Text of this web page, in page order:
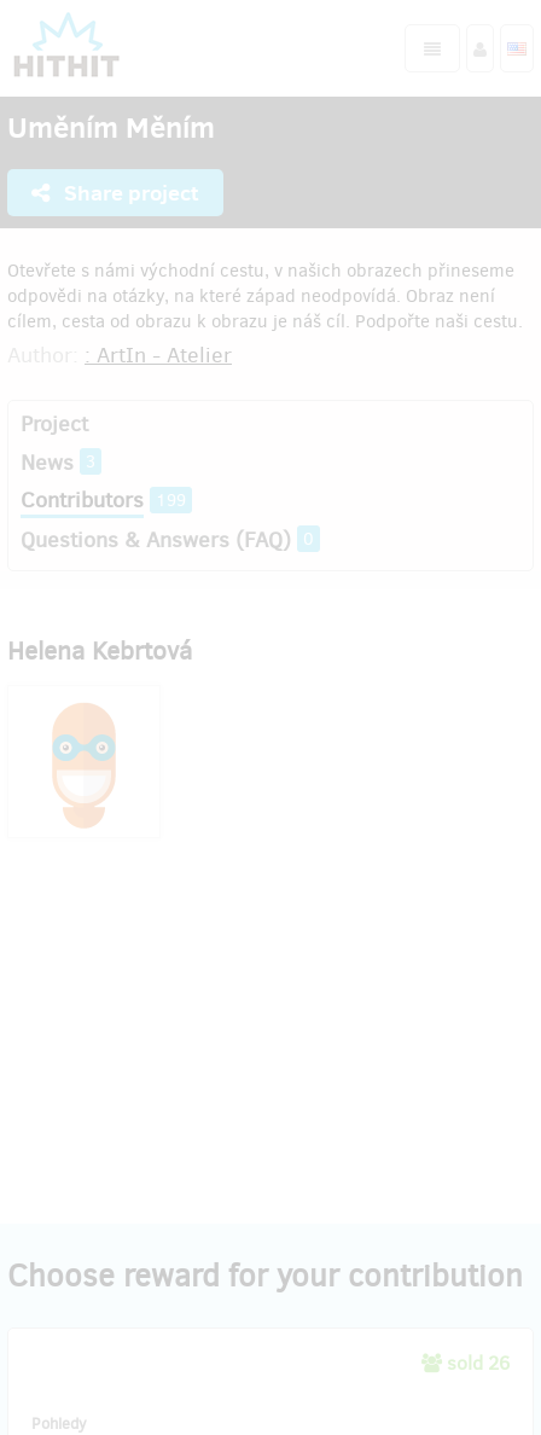
Uměním Měním
Share project
Otevřete s námi východní cestu, v našich obrazech přineseme
odpovědi na otázky, na které západ neodpovídá. Obraz není
cílem, cesta od obrazu k obrazu je náš cíl. Podpořte naši cestu.
: ArtIn - Atelier
Project
News
3
Contributors 199
Questions & Answers (FAQ) 0
Helena Kebrtová
Choose reward for your contribution
sold 26
Pohledy